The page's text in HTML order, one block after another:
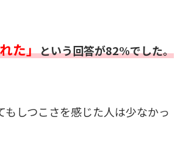
た」という回答が82%でした。
もしつこさを感じた人は少なかっ